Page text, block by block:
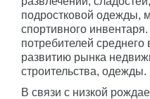
подростковой одежды,
спортивного
потребителей среднего
развитию рынка
строительства, одежды.
В связи с низкой